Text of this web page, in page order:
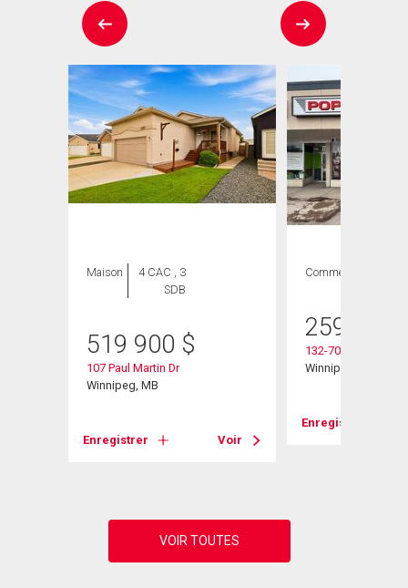
Maison
4 CAC , 3
SDB
519 900 $
107 Paul Martin Dr
Winnipeg, MB
Enregistrer Voir
Commercial
259 900
132-701 Regent
Winnipeg, MB
Enregistrer